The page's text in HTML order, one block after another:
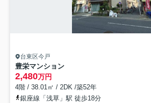
台東区今戸
豊栄マンション
2,480万円
4階 / 38.01㎡ / 2DK /築52年
銀座線「浅草」駅 徒歩18分